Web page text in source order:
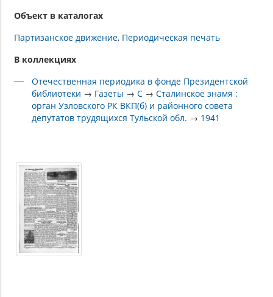
Объект в каталогах
Партизанское движение Периодическая печать
В коллекциях
Отечественная периодика в фонде Президентской
библиотеки → Газеты →С →Сталинское знамя :
орган Узловского РК ВКП(б) и районного совета
депутатов трудящихся Тульской обл. → 1941